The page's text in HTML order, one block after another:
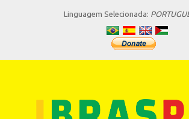
Linguagem Selecionada: